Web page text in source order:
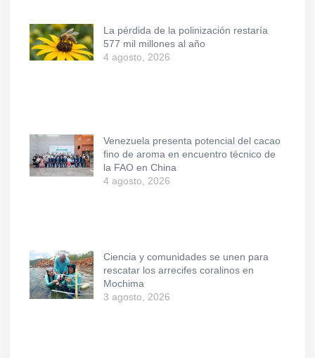
La pérdida de la polinización restaría
577 mil millones al año
4 agosto, 2026
Venezuela presenta potencial del cacao
fino de aroma en encuentro técnico de
la FAO en China
4 agosto, 2026
Ciencia y comunidades se unen para
rescatar los arrecifes coralinos en
Mochima
3 agosto, 2026